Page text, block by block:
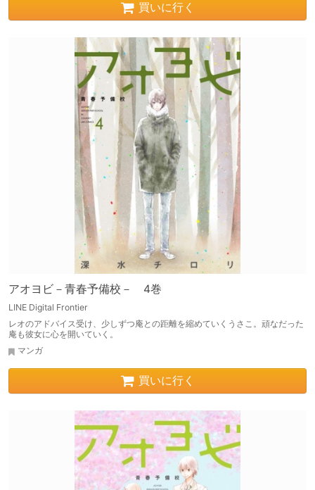
買いに行く
アオヨビ－青春予備校－ 4巻
LINE Digital Frontier
レオのアドバイス受け、少しずつ庵との距離を縮めていくうさこ。頑なだった
庵も彼女に心を開いていく。
マンガ
買いに行く